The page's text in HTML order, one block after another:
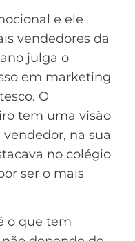
e ele
vendedores da
julga o
em marketing
O
tem uma visão
na sua
no colégio
ser o mais
o que tem